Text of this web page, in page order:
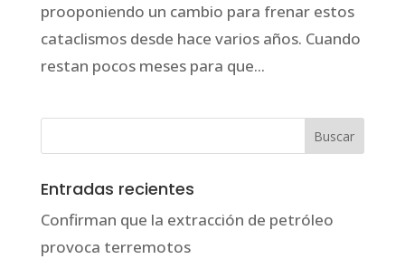
prooponiendo un cambio para frenar estos
cataclismos desde hace varios años. Cuando
restan pocos meses para que...
Entradas recientes
Confirman que la extracción de petróleo
provoca terremotos